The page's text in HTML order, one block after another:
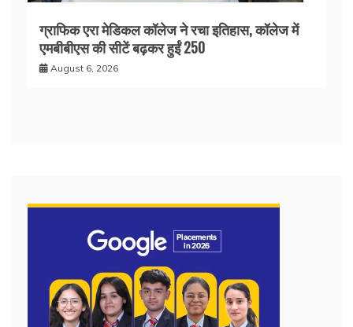
ग्राफिक एरा मेडिकल कॉलेज ने रचा इतिहास, कॉलेज में
एमबीबीएस की सीटें बढ़कर हुईं 250
August 6, 2026